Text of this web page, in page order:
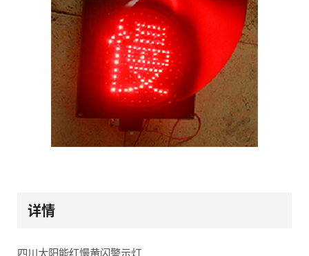
详情
四川太阳能红慢黄闪警示灯